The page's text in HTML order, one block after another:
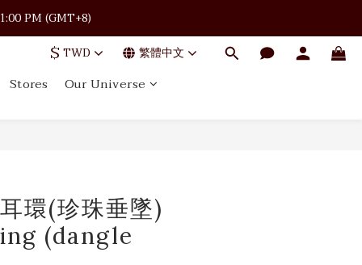
PM (GMT+8)
PM (GMT+8)
PM (GMT+8)
$ TWD 繁體中文
Stores Our Universe
環(珍珠垂墜)
(dangle